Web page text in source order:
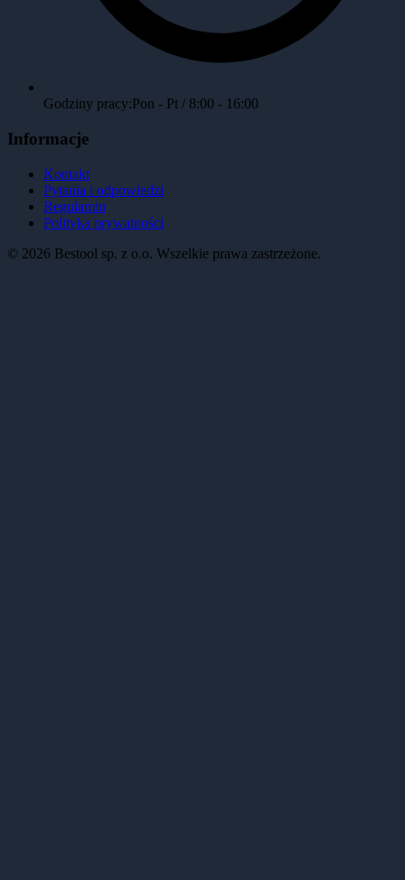
Godziny pracy:Pon - Pt / 8:00 - 16:00
Informacje
Kontakt
Pytania i odpowiedzi
Regulamin
Polityka prywatności
© 2026 Bestool sp. z o.o. Wszelkie prawa zastrzeżone.